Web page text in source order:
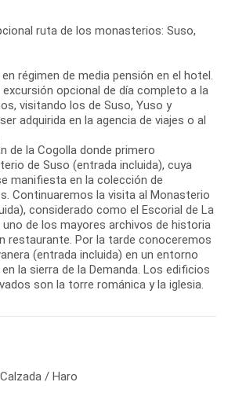
ruta de los monasterios: Suso,
régimen de media pensión en el hotel.
excursión opcional de día completo a la
visitando los de Suso, Yuso y
adquirida en la agencia de viajes o al
de la Cogolla donde primero
de Suso (entrada incluida), cuya
manifiesta en la colección de
Continuaremos la visita al Monasterio
considerado como el Escorial de La
uno de los mayores archivos de historia
restaurante. Por la tarde conoceremos
(entrada incluida) en un entorno
la sierra de la Demanda. Los edificios
son la torre románica y la iglesia.
/ Haro